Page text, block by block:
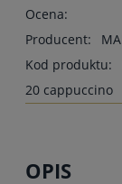
Ocena:
Producent:
Kod produktu:
20 cappuccino
OPIS